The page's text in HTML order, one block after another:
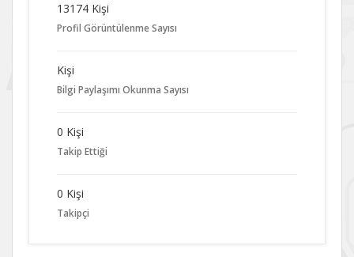
13174 Kişi
Profil Görüntülenme Sayısı
Kişi
Bilgi Paylaşımı Okunma Sayısı
0 Kişi
Takip Ettiği
0 Kişi
Takipçi